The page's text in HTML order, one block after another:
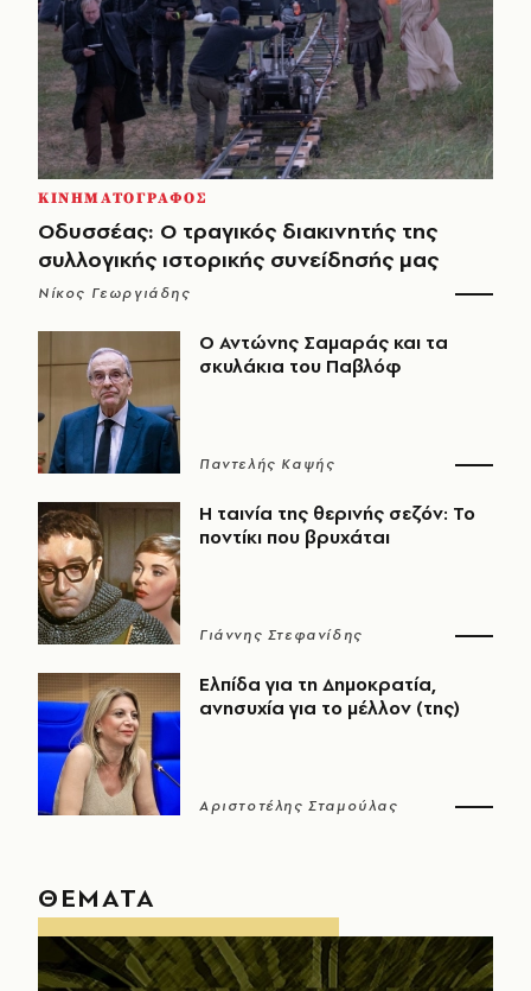
ΚΙΝΗΜΑΤΟΓΡΑΦΟΣ
Οδυσσέας: Ο τραγικός διακινητής της
συλλογικής ιστορικής συνείδησής μας
Νίκος Γεωργιάδης
Ο Αντώνης Σαμαράς και τα
σκυλάκια του Παβλόφ
Παντελής Καψής
Η ταινία της θερινής σεζόν: Το
ποντίκι που βρυχάται
Γιάννης Στεφανίδης
Ελπίδα για τη Δημοκρατία,
ανησυχία για το μέλλον (της)
Αριστοτέλης Σταμούλας
ΘΕΜΑΤΑ